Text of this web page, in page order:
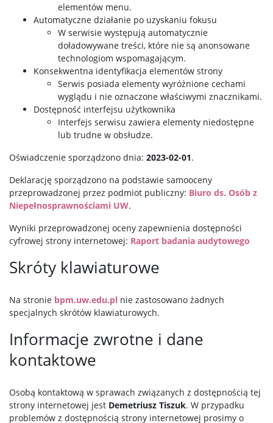
elementów menu.
Automatyczne działanie po uzyskaniu fokusu
W serwisie występują automatycznie
doładowywane treści, które nie są anonsowane
technologiom wspomagającym.
Konsekwentna identyfikacja elementów strony
Serwis posiada elementy wyróżnione cechami
wyglądu i nie oznaczone właściwymi znacznikami.
Dostępność interfejsu użytkownika
Interfejs serwisu zawiera elementy niedostępne
lub trudne w obsłudze.
Oświadczenie sporządzono dnia: 2023-02-01.
Deklarację sporządzono na podstawie samooceny
przeprowadzonej przez podmiot publiczny: Biuro ds. Osób z
Niepełnosprawnościami UW.
Wyniki przeprowadzonej oceny zapewnienia dostępności
cyfrowej strony internetowej: Raport badania audytowego
Skróty klawiaturowe
Na stronie bpm.uw.edu.pl nie zastosowano żadnych
specjalnych skrótów klawiaturowych.
Informacje zwrotne i dane
kontaktowe
Osobą kontaktową w sprawach związanych z dostępnością tej
strony internetowej jest Demetriusz Tiszuk. W przypadku
problemów z dostępnością strony internetowej prosimy o